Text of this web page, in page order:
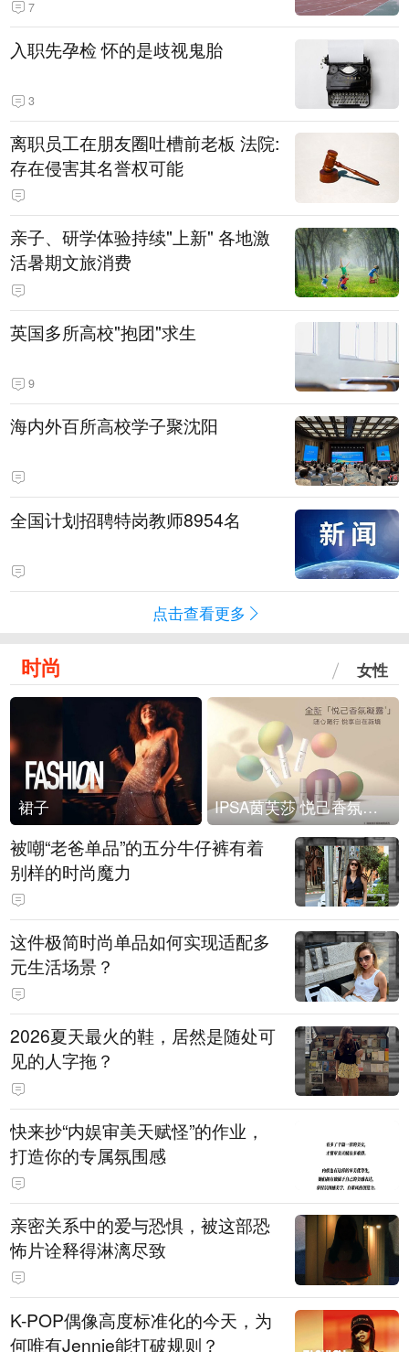
7
入职先孕检 怀的是歧视鬼胎
3
离职员工在朋友圈吐槽前老板 法院:
存在侵害其名誉权可能
亲子、研学体验持续"上新" 各地激
活暑期文旅消费
英国多所高校"抱团"求生
9
海内外百所高校学子聚沈阳
全国计划招聘特岗教师8954名
点击查看更多
时尚 女性
裙子 IPSA茵芙莎 悦己香氛凝露上市
被嘲“老爸单品”的五分牛仔裤有着
别样的时尚魔力
这件极简时尚单品如何实现适配多
元生活场景？
2026夏天最火的鞋，居然是随处可
见的人字拖？
快来抄“内娱审美天赋怪”的作业，
打造你的专属氛围感
亲密关系中的爱与恐惧，被这部恐
怖片诠释得淋漓尽致
K-POP偶像高度标准化的今天，为
何唯有Jennie能打破规则？